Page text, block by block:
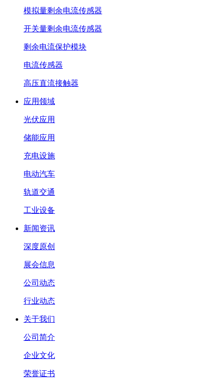
模拟量剩余电流传感器
开关量剩余电流传感器
剩余电流保护模块
电流传感器
高压直流接触器
应用领域
光伏应用
储能应用
充电设施
电动汽车
轨道交通
工业设备
新闻资讯
深度原创
展会信息
公司动态
行业动态
关于我们
公司简介
企业文化
荣誉证书